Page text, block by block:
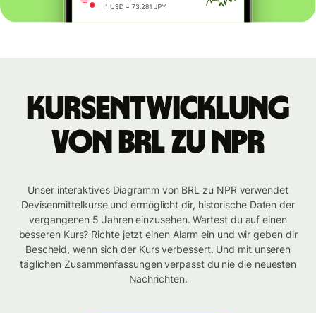
Kursentwicklung
von BRL zu NPR
Unser interaktives Diagramm von BRL zu NPR verwendet
Devisenmittelkurse und ermöglicht dir, historische Daten der
vergangenen 5 Jahren einzusehen. Wartest du auf einen
besseren Kurs? Richte jetzt einen Alarm ein und wir geben dir
Bescheid, wenn sich der Kurs verbessert. Und mit unseren
täglichen Zusammenfassungen verpasst du nie die neuesten
Nachrichten.